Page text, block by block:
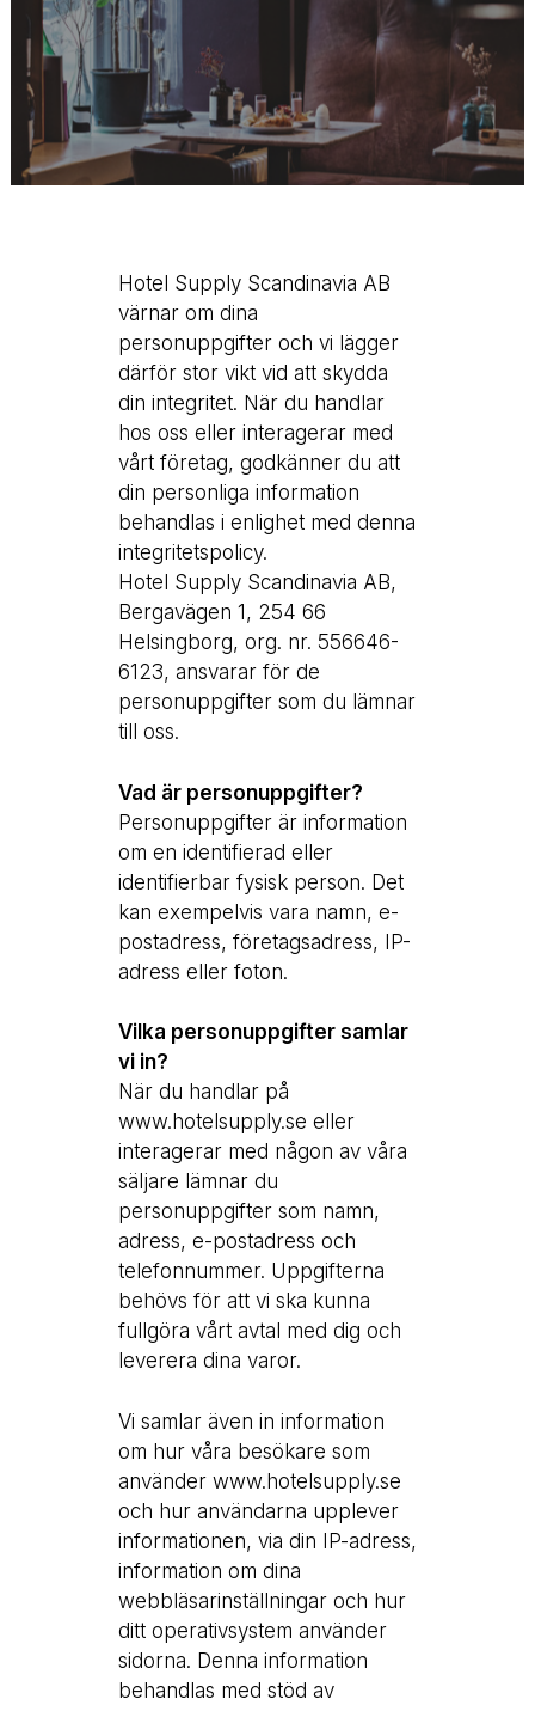
Hotel Supply Scandinavia AB
värnar om dina
personuppgifter och vi lägger
därför stor vikt vid att skydda
din integritet. När du handlar
hos oss eller interagerar med
vårt företag, godkänner du att
din personliga information
behandlas i enlighet med denna
integritetspolicy.
Hotel Supply Scandinavia AB,
Bergavägen 1, 254 66
Helsingborg, org. nr. 556646-
6123, ansvarar för de
personuppgifter som du lämnar
till oss.
Vad är personuppgifter?
Personuppgifter är information
om en identifierad eller
identifierbar fysisk person. Det
kan exempelvis vara namn, e-
postadress, företagsadress, IP-
adress eller foton.
Vilka personuppgifter samlar
vi in?
När du handlar på
www.hotelsupply.se eller
interagerar med någon av våra
säljare lämnar du
personuppgifter som namn,
adress, e-postadress och
telefonnummer. Uppgifterna
behövs för att vi ska kunna
fullgöra vårt avtal med dig och
leverera dina varor.
Vi samlar även in information
om hur våra besökare som
använder www.hotelsupply.se
och hur användarna upplever
informationen, via din IP-adress,
information om dina
webbläsarinställningar och hur
ditt operativsystem använder
sidorna. Denna information
behandlas med stöd av